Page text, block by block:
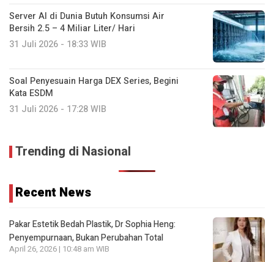
Server AI di Dunia Butuh Konsumsi Air
Bersih 2.5 – 4 Miliar Liter/ Hari
31 Juli 2026 - 18:33 WIB
Soal Penyesuain Harga DEX Series, Begini
Kata ESDM
31 Juli 2026 - 17:28 WIB
Trending di Nasional
Recent News
Pakar Estetik Bedah Plastik, Dr Sophia Heng:
Penyempurnaan, Bukan Perubahan Total
April 26, 2026 | 10:48 am WIB